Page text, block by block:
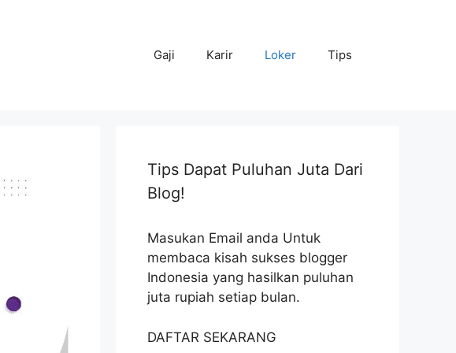
Gaji Karir Loker Tips
Tips Dapat Puluhan Juta Dari
Blog!
Masukan Email anda Untuk
membaca kisah sukses blogger
Indonesia yang hasilkan puluhan
juta rupiah setiap bulan.
DAFTAR SEKARANG